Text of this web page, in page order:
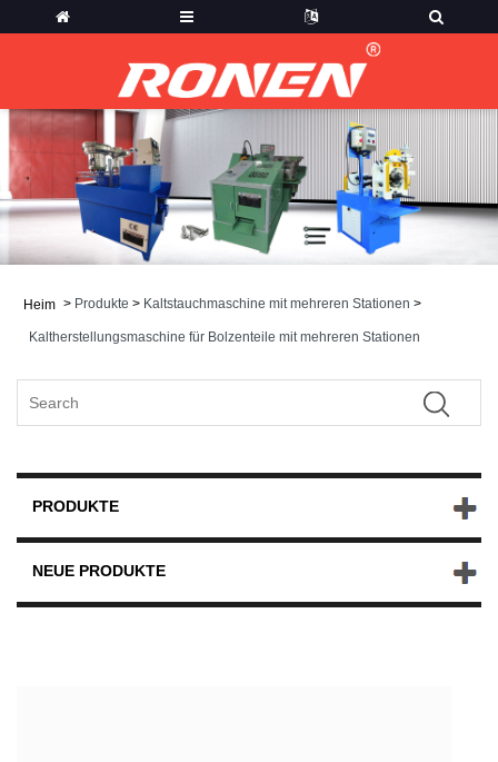
Heim > Produkte > Kaltstauchmaschine mit mehreren Stationen >
Kaltherstellungsmaschine für Bolzenteile mit mehreren Stationen
PRODUKTE
NEUE PRODUKTE